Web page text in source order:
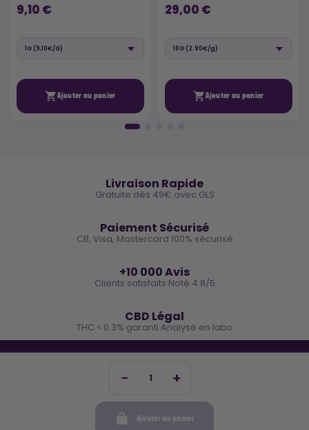
Ajouter au panier
9,10 €
Ajouter au panier
29,00 €
Ajouter au panier
Livraison Rapide
Gratuite dès 49€ avec GLS
Paiement Sécurisé
CB, Visa, Mastercard 100% sécurisé
+10 000 Avis
Clients satisfaits Noté 4.8/5
CBD Légal
THC < 0.3% garanti Analysé en labo
Inscris-toi et reçois -10€ sur ta prochaine commande